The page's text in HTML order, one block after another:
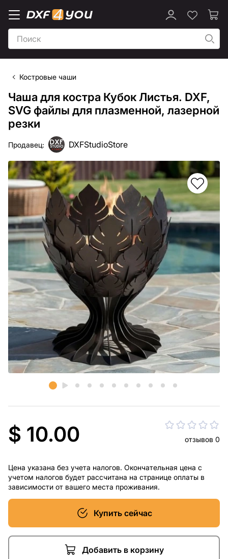
Костровые чаши
Чаша для костра Кубок Листья. DXF,
SVG файлы для плазменной, лазерной
резки
Продавец: DXFStudioStore
$ 10.00 отзывов 0
Цена указана без учета налогов. Окончательная цена с
учетом налогов будет рассчитана на странице оплаты в
зависимости от вашего места проживания.
Купить сейчас
Добавить в корзину